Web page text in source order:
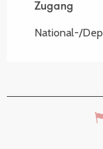
Zugang
Zugang
National-/